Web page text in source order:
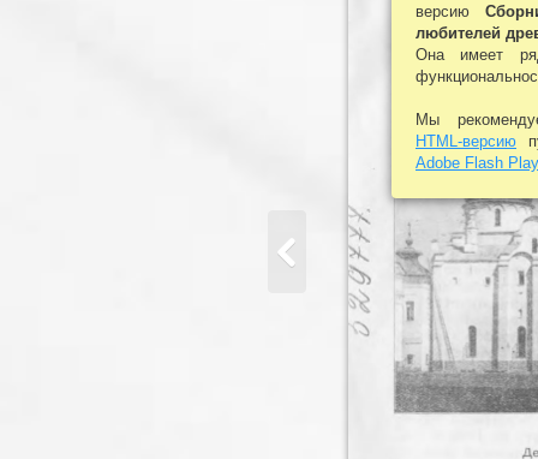
версию
любителей
Она имеет
Мы
HTML-версию
Adobe Flash